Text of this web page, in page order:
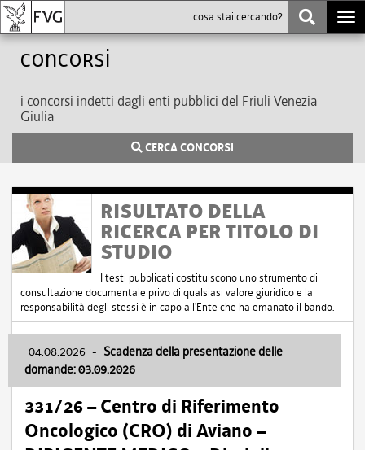
Concorsi
i concorsi indetti dagli enti pubblici del Friuli Venezia
Giulia
CERCA CONCORSI
RISULTATO DELLA
RICERCA PER TITOLO DI
STUDIO
I testi pubblicati costituiscono uno strumento di
consultazione documentale privo di qualsiasi valore giuridico e la
responsabilità degli stessi è in capo all'Ente che ha emanato il bando.
04.08.2026 - Scadenza della presentazione delle
domande: 03.09.2026
331/26 – Centro di Riferimento
Oncologico (CRO) di Aviano –